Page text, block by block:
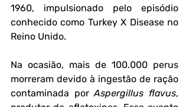
1960, impulsionado pelo episódio
conhecido como Turkey X Disease no
Reino Unido.
Na ocasião, mais de 100.000 perus
morreram devido à ingestão de ração
contaminada por Aspergillus flavus,